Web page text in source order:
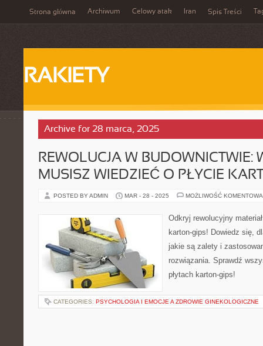
Strona główna Archiwum Celowy atak Iran Spis Treści
RAKIETY
Archive for 28 marca, 2025
REWOLUCJA W BUDOWNICTWIE:
MUSISZ WIEDZIEĆ O PŁYCIE
POSTED BY ADMIN MAR - 28 - 2025 MOŻLIWOŚĆ
Odkryj rewolucyjny
karton-gips! Dowiedz się,
jakie są zalety i
rozwiązania. Sprawdź
płytach karton-gips!
CATEGORIES: PSYCHOLOGIA I EMOCJE A ZDROWIE GINEKOLOGICZNE